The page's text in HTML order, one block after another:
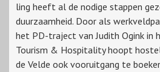
ling heeft al de nodige stappen
duurzaamheid. Door als
het PD-traject van Judith Ogink in
Tourism & Hospitality hoopt
de Velde ook vooruitgang te